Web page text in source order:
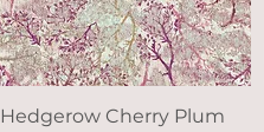
Vista rápida
Hedgerow Cherry Plum